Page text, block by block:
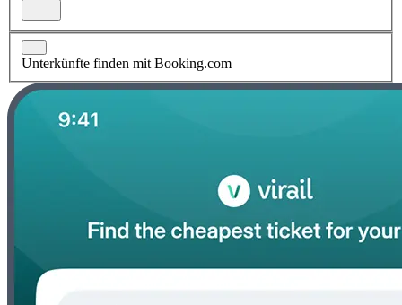
Unterkünfte finden mit Booking.com